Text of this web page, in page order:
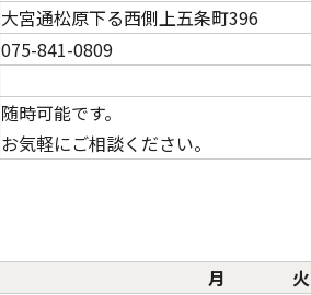
大宮通松原下る西側上五条町396
075-841-0809
随時可能です。
お気軽にご相談ください。
月 火